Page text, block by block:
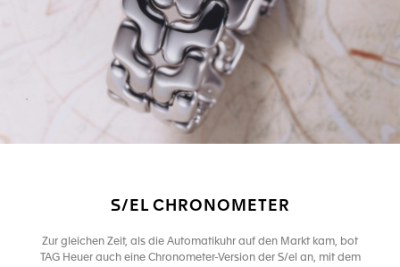
S/EL CHRONOMETER
Zur gleichen Zeit, als die Automatikuhr auf den Markt kam, bot
TAG Heuer auch eine Chronometer-Version der S/el an, mit dem